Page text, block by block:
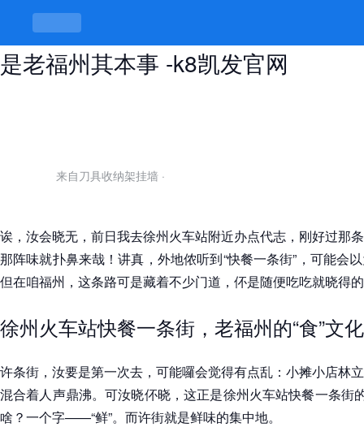
徐州火车站快餐一条街，吃出门道才
是老福州其本事 -k8凯发官网
来自刀具收纳架挂墙 ·
诶，汝会晓无，前日我去徐州火车站附近办点代志，刚好过那
那阵味就扑鼻来哉！讲真，外地侬听到“快餐一条街”，可能会
但在咱福州，这条路可是藏着不少门道，伓是随便吃吃就晓得
徐州火车站快餐一条街，老福州的“食”文
许条街，汝要是第一次去，可能囉会觉得有点乱：小摊小店林
混合着人声鼎沸。可汝晓伓晓，这正是徐州火车站快餐一条街
啥？一个字——“鲜”。而许街就是鲜味的集中地。